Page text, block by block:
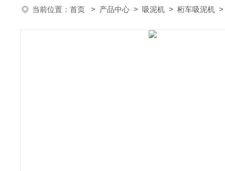
当前位置： 首页 > 产品中心 > 吸泥机 > 桁车吸泥机 >